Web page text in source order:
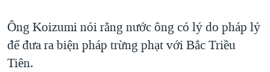
Ông Koizumi nói rằng nước ông có lý do pháp lý
để đưa ra biện pháp trừng phạt với Bắc Triều
Tiên.